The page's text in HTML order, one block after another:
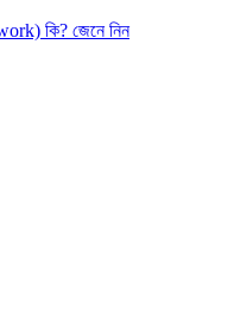
কি? জেনে নিন